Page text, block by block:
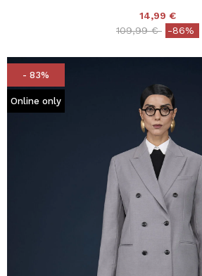
14,99 €
Price reduced from
109,99 €to-86%
- 83%
Online only